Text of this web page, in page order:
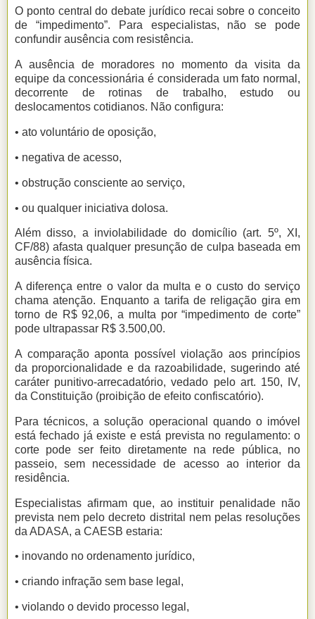
O ponto central do debate jurídico recai sobre o conceito
de “impedimento”. Para especialistas, não se pode
confundir ausência com resistência.
A ausência de moradores no momento da visita da
equipe da concessionária é considerada um fato normal,
decorrente de rotinas de trabalho, estudo ou
deslocamentos cotidianos. Não configura:
• ato voluntário de oposição,
• negativa de acesso,
• obstrução consciente ao serviço,
• ou qualquer iniciativa dolosa.
Além disso, a inviolabilidade do domicílio (art. 5º, XI,
CF/88) afasta qualquer presunção de culpa baseada em
ausência física.
A diferença entre o valor da multa e o custo do serviço
chama atenção. Enquanto a tarifa de religação gira em
torno de R$ 92,06, a multa por “impedimento de corte”
pode ultrapassar R$ 3.500,00.
A comparação aponta possível violação aos princípios
da proporcionalidade e da razoabilidade, sugerindo até
caráter punitivo-arrecadatório, vedado pelo art. 150, IV,
da Constituição (proibição de efeito confiscatório).
Para técnicos, a solução operacional quando o imóvel
está fechado já existe e está prevista no regulamento: o
corte pode ser feito diretamente na rede pública, no
passeio, sem necessidade de acesso ao interior da
residência.
Especialistas afirmam que, ao instituir penalidade não
prevista nem pelo decreto distrital nem pelas resoluções
da ADASA, a CAESB estaria:
• inovando no ordenamento jurídico,
• criando infração sem base legal,
• violando o devido processo legal,